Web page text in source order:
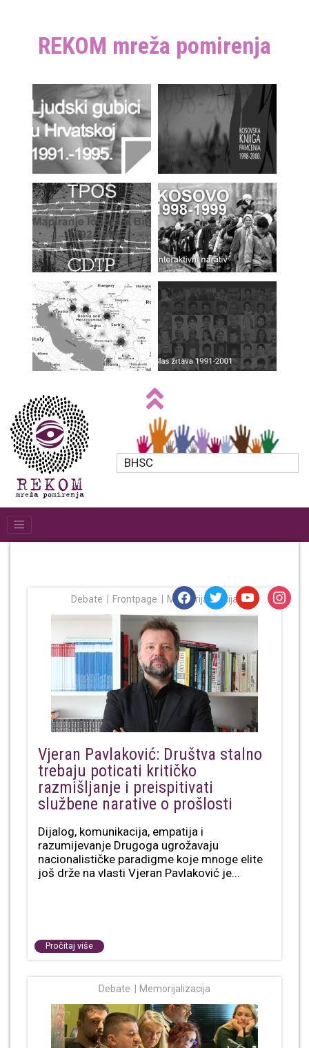
REKOM mreža pomirenja
BHSC
Debate Frontpage Memorijalizacija
Vjeran Pavlaković: Društva stalno
trebaju poticati kritičko
razmišljanje i preispitivati
službene narative o prošlosti
Dijalog, komunikacija, empatija i
razumijevanje Drugoga ugrožavaju
nacionalističke paradigme koje mnoge elite
još drže na vlasti Vjeran Pavlaković je...
Pročitaj više
Debate Memorijalizacija
facebooktwitteryoutube